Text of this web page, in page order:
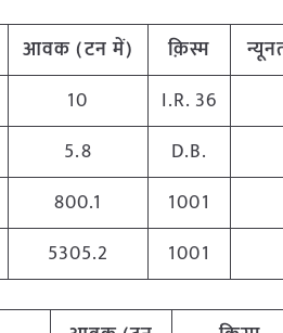
आवक (टन में) क़िस्म
10 I.R. 36
5.8 D.B.
800.1 1001
5305.2 1001